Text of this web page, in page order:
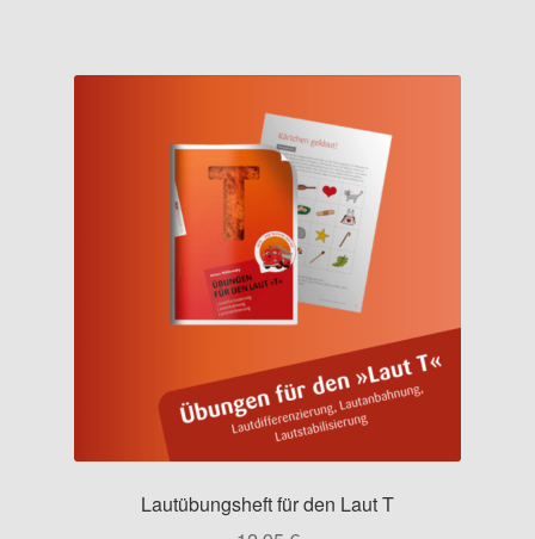
Lautübungsheft für den Laut T